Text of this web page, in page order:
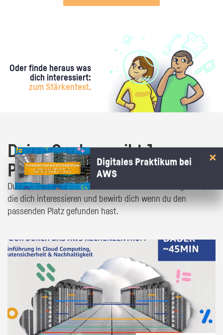
Oder finde heraus was
dich interessiert:
zum Stärkentest.
Deine Suche ergibt 1
Praktikumsangebot!
Du bist fast da! Klick dich durch die Praktikumsangebote,
die dich interessieren und bewirb dich wenn du den
passenden Platz gefunden hast.
Digitales Praktikum bei
AWS